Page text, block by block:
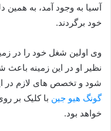
آسیا به وجود آمد، به همین
خود برگردند.
وی اولین شغل خود را در
نظیر او در این زمینه باعث
شود و تخصص های لازم در
گونگ هیو جین با کلیک بر
خواهد بود.